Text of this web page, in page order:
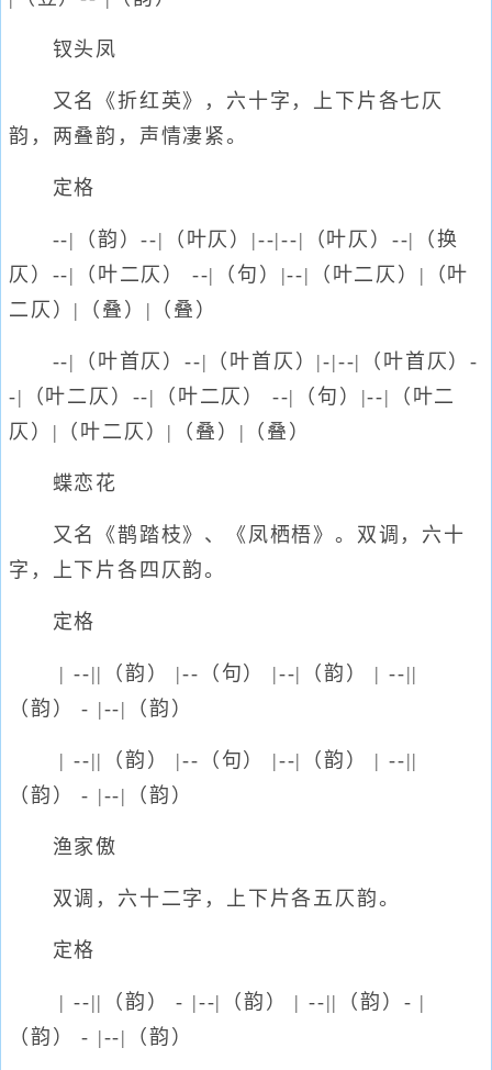
钗头凤
又名《折红英》，六十字，上下片各七仄
韵，两叠韵，声情凄紧。
定格
--|（韵）--|（叶仄）|--|--|（叶仄）--|（换
仄）--|（叶二仄） --|（句）|--|（叶二仄）|（叶
二仄）|（叠）|（叠）
--|（叶首仄）--|（叶首仄）|-|--|（叶首仄）-
-|（叶二仄）--|（叶二仄） --|（句）|--|（叶二
仄）|（叶二仄）|（叠）|（叠）
蝶恋花
又名《鹊踏枝》、《凤栖梧》。双调，六十
字，上下片各四仄韵。
定格
| --||（韵） |--（句） |--|（韵） | --||
（韵） - |--|（韵）
| --||（韵） |--（句） |--|（韵） | --||
（韵） - |--|（韵）
渔家傲
双调，六十二字，上下片各五仄韵。
定格
| --||（韵） - |--|（韵） | --||（韵）- |
（韵） - |--|（韵）